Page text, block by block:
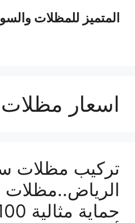
المتميز للمظلات
اسعار
تركيب مظلات
الرياض..مظلات